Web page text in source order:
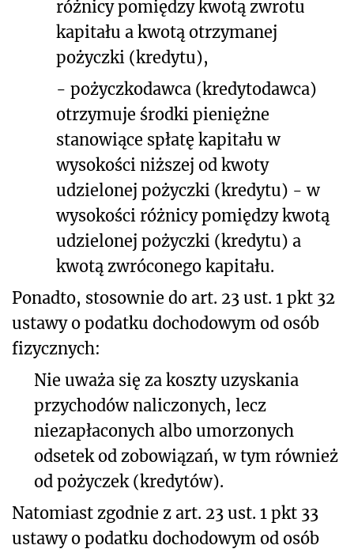
różnicy pomiędzy kwotą zwrotu
kapitału a kwotą otrzymanej
pożyczki (kredytu),
- pożyczkodawca (kredytodawca)
otrzymuje środki pieniężne
stanowiące spłatę kapitału w
wysokości niższej od kwoty
udzielonej pożyczki (kredytu) - w
wysokości różnicy pomiędzy kwotą
udzielonej pożyczki (kredytu) a
kwotą zwróconego kapitału.
Ponadto, stosownie do art. 23 ust. 1 pkt 32
ustawy o podatku dochodowym od osób
fizycznych:
Nie uważa się za koszty uzyskania
przychodów naliczonych, lecz
niezapłaconych albo umorzonych
odsetek od zobowiązań, w tym również
od pożyczek (kredytów).
Natomiast zgodnie z art. 23 ust. 1 pkt 33
ustawy o podatku dochodowym od osób